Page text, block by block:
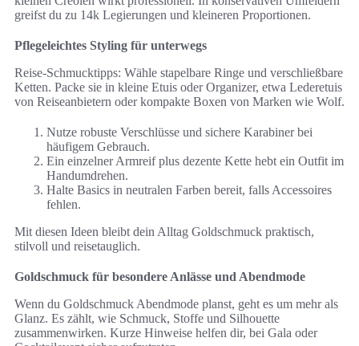
greifst du zu 14k Legierungen und kleineren Proportionen.
Pflegeleichtes Styling für unterwegs
Reise-Schmucktipps: Wähle stapelbare Ringe und verschließbare
Ketten. Packe sie in kleine Etuis oder Organizer, etwa Lederetuis
von Reiseanbietern oder kompakte Boxen von Marken wie Wolf.
Nutze robuste Verschlüsse und sichere Karabiner bei
häufigem Gebrauch.
Ein einzelner Armreif plus dezente Kette hebt ein Outfit im
Handumdrehen.
Halte Basics in neutralen Farben bereit, falls Accessoires
fehlen.
Mit diesen Ideen bleibt dein Alltag Goldschmuck praktisch,
stilvoll und reisetauglich.
Goldschmuck für besondere Anlässe und Abendmode
Wenn du Goldschmuck Abendmode planst, geht es um mehr als
Glanz. Es zählt, wie Schmuck, Stoffe und Silhouette
zusammenwirken. Kurze Hinweise helfen dir, bei Gala oder